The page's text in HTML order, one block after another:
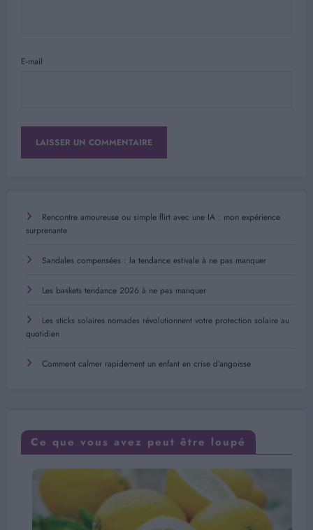
E-mail
Rencontre amoureuse ou simple flirt avec une IA : mon expérience
surprenante
Sandales compensées : la tendance estivale à ne pas manquer
Les baskets tendance 2026 à ne pas manquer
Les sticks solaires nomades révolutionnent votre protection solaire au
quotidien
Comment calmer rapidement un enfant en crise d’angoisse
Ce que vous avez peut être loupé